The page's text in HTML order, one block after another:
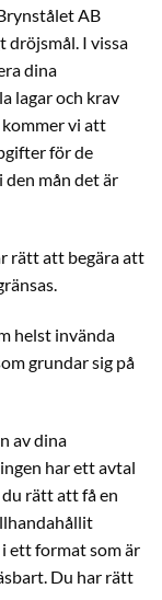
AB
dröjsmål. I vissa
dina
lagar och krav
kommer vi att
för de
mån det är
rätt att begära att
helst invända
grundar sig på
av dina
har ett avtal
rätt att få en
ett format som är
Du har rätt